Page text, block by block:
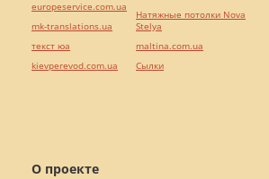
О проекте
europeservice.com.ua
mk-translations.ua
текст юа
kievperevod.com.ua
Натяжные потолки Nova
Stelya
maltina.com.ua
Cылки